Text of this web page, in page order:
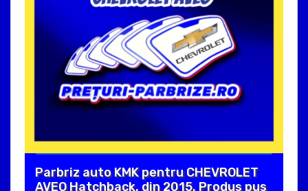
Parbriz auto KMK pentru CHEVROLET
AVEO Hatchback, din 2015. Produs pus